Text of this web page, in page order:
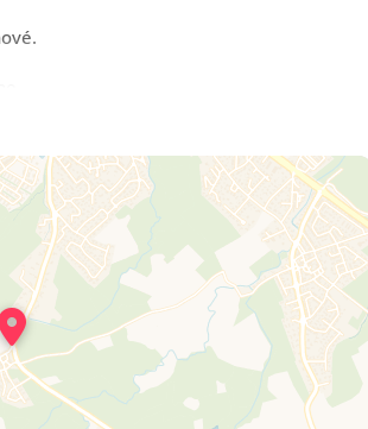
privative
privative
appareils de remise en forme, jeux pour